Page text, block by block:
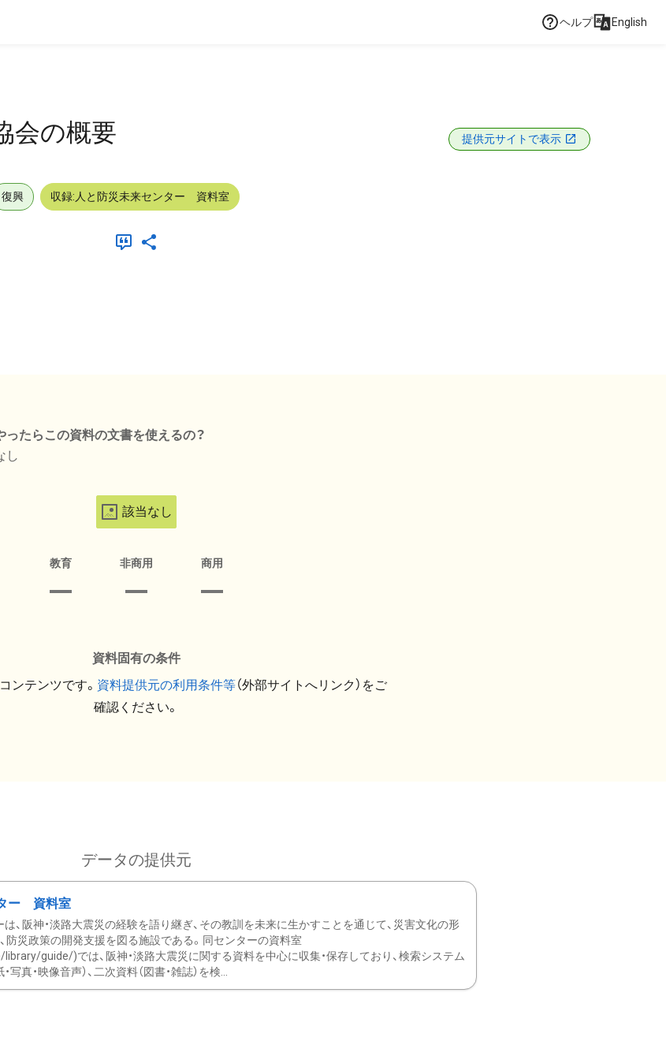
ヘルプ English
会の概要 提供元サイトで表示
復興 収録:人と防災未来センター 資料室
ったらこの資料の文書を使えるの？
し
該当なし
教育 非商用 商用
資料固有の条件
ンテンツです。 資料提供元の利用条件等（外部サイトへリンク）をご
確認ください。
データの提供元
ー 資料室
、阪神・淡路大震災の経験を語り継ぎ、その教訓を未来に生かすことを通じて、災害文化の形
防災政策の開発支援を図る施設である。同センターの資料室
guide/)では、阪神・淡路大震災に関する資料を中心に収集・保存しており、検索システム
写真・映像音声）、二次資料（図書・雑誌）を検...